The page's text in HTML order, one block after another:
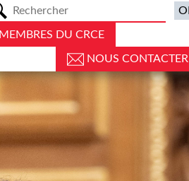
DU CRCE
NOUS CONTACTER